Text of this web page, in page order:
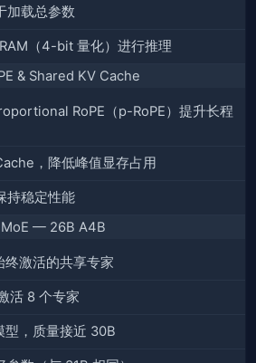
加载总参数
（4-bit 量化）进行推理
& Shared KV Cache
RoPE（p-RoPE）提升长程
，降低峰值显存占用
持稳定性能
MoE — 26B A4B
终激活的共享专家
活 8 个专家
，质量接近 30B